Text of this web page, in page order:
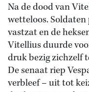
Na de dood van
wetteloos.
vastzat en de
Vitellius duurde
druk bezig zichzelf
De senaat riep
verbleef – uit tot